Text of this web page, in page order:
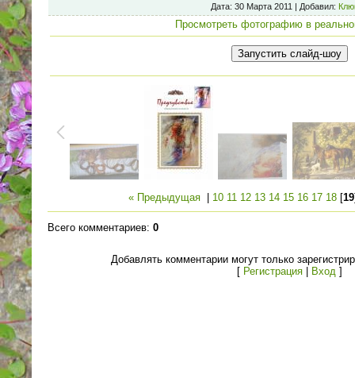
Дата: 30 Марта 2011 | Добавил:
Просмотреть фотографию в
« Предыдущая| 10 11 12 13 14 15 16 17 18[19
Всего комментариев: 0
Добавлять комментарии могут только
[ Регистрация| Вход ]